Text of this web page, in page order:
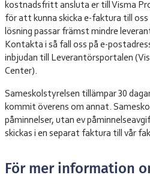
kostnadsfritt ansluta er till Visma
för att kunna skicka e-faktura till
lösning passar främst mindre
Kontakta i så fall oss på e-
inbjudan till Leverantörsportalen
Center).
Sameskolstyrelsen tillämpar 30
kommit överens om annat.
påminnelser, utan ev
skickas i en separat faktura till vår
För mer information